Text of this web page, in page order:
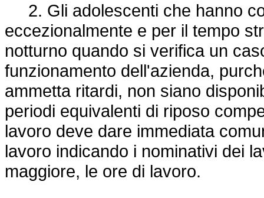
2. Gli adolescenti che hanno
eccezionalmente e per il tempo
notturno quando si verifica un
funzionamento dell'azienda,
ammetta ritardi, non siano
periodi equivalenti di riposo
lavoro deve dare immediata
lavoro indicando i nominativi dei
maggiore, le ore di lavoro.